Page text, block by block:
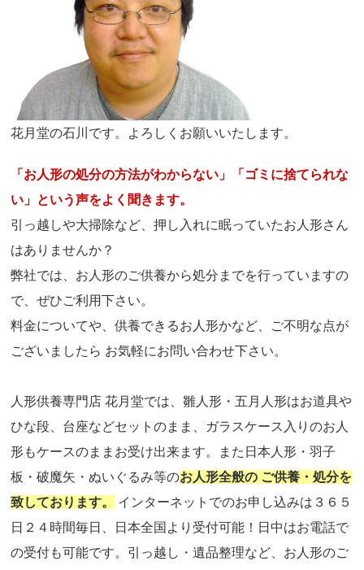
花月堂の石川です。よろしくお願いいたします。
「お人形の処分の方法がわからない」「ゴミに捨てられな
い」という声をよく聞きます。
引っ越しや大掃除など、押し入れに眠っていたお人形さん
はありませんか？
弊社では、お人形のご供養から処分までを行っていますの
で、ぜひご利用下さい。
料金についてや、供養できるお人形かなど、ご不明な点が
ございましたら お気軽にお問い合わせ下さい。
人形供養専門店 花月堂では、雛人形・五月人形はお道具や
ひな段、台座などセットのまま、ガラスケース入りのお人
形もケースのままお受け出来ます。また日本人形・羽子
板・破魔矢・ぬいぐるみ等のお人形全般の ご供養・処分を
致しております。
インターネットでのお申し込みは３６５
日２４時間毎日、日本全国より受付可能！日中はお電話で
の受付も可能です。引っ越し・遺品整理など、お人形のご